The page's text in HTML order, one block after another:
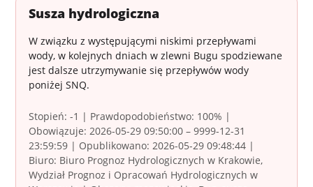
Susza hydrologiczna
W związku z występującymi niskimi przepływami
wody, w kolejnych dniach w zlewni Bugu spodziewane
jest dalsze utrzymywanie się przepływów wody
poniżej SNQ.
Stopień: -1 | Prawdopodobieństwo: 100% |
Obowiązuje: 2026-05-29 09:50:00 – 9999-12-31
23:59:59 | Opublikowano: 2026-05-29 09:48:44 |
Biuro: Biuro Prognoz Hydrologicznych w Krakowie,
Wydział Prognoz i Opracowań Hydrologicznych w